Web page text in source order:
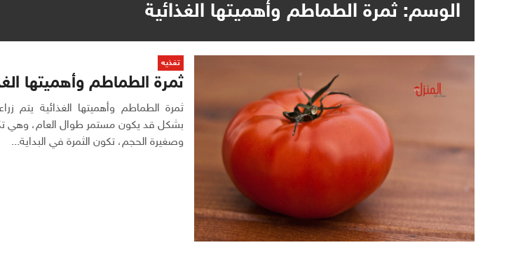
الوسم: ثمرة الطماطم وأهميتها الغذائية
تغذيه
ثمرة الطماطم وأهميتها
ثمرة الطماطم وأهميتها الغذائية يتم
بشكل قد يكون مستمر طوال العام، وهي
وصغيرة الحجم، تكون الثمرة في البداية...